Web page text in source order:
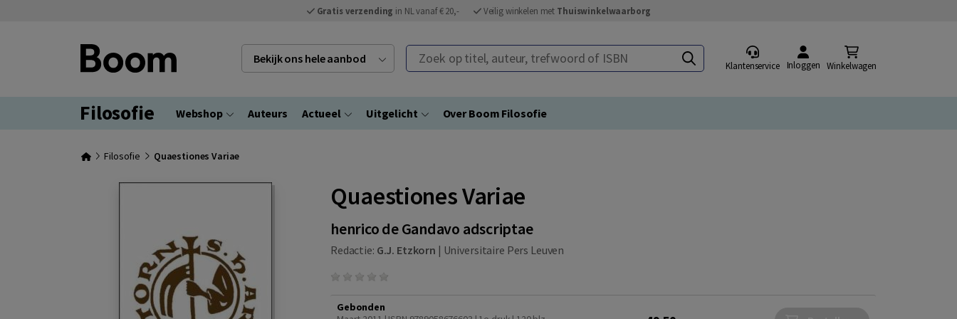
Gratis verzending in NL vanaf € 20,- Veilig winkelen met Thuiswinkelwaarborg
Bekijk ons hele aanbod Zoek op titel, auteur, trefwoord of ISBN
Klantenservice Inloggen Winkelwagen
Filosofie Webshop Auteurs Actueel Uitgelicht Over Boom Filosofie
Filosofie Quaestiones Variae
Quaestiones Variae
henrico de Gandavo adscriptae
Redactie: G.J. Etzkorn | Universitaire Pers Leuven
Gebonden